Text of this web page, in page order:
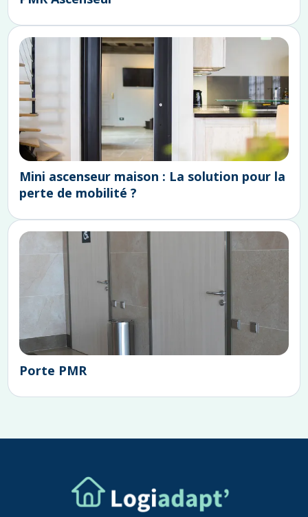
Mini ascenseur maison : La solution pour la
perte de mobilité ?
Porte PMR